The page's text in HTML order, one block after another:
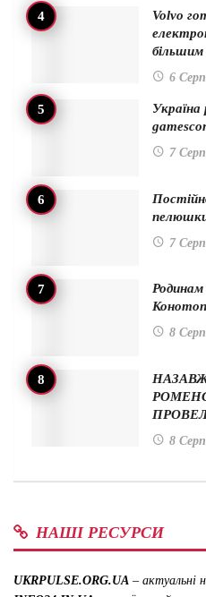
Volvo
6
7
7
Родинам
8
8
НАШІ РЕСУРСИ
UKRPULSE.ORG.UA – актуальні